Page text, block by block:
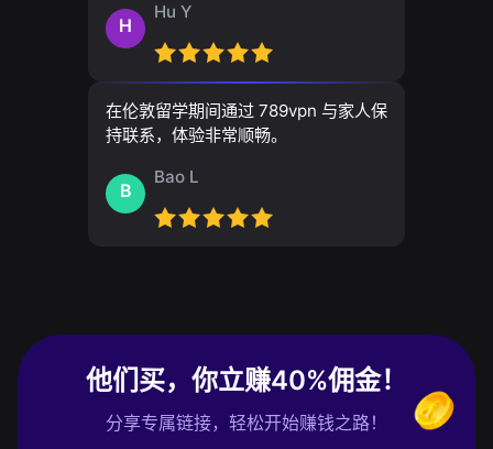
H
Hu Y
在伦敦留学期间通过 789vpn 与家人保
持联系，体验非常顺畅。
B
Bao L
他们买，你立赚40%佣金！
分享专属链接，轻松开始赚钱之路！